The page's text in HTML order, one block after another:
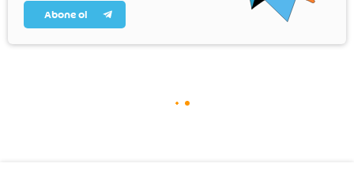
Abone ol